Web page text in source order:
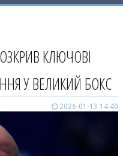
КЛЮЧОВІ
У ВЕЛИКИЙ БОКС
2026-01-13 14:40